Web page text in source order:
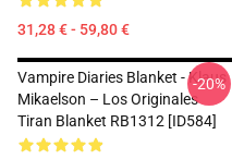
31,28 € - 59,80 €
Vampire Diaries Blanket - Klaus
Mikaelson – Los Originales
Tiran Blanket RB1312 [ID584]
-20%